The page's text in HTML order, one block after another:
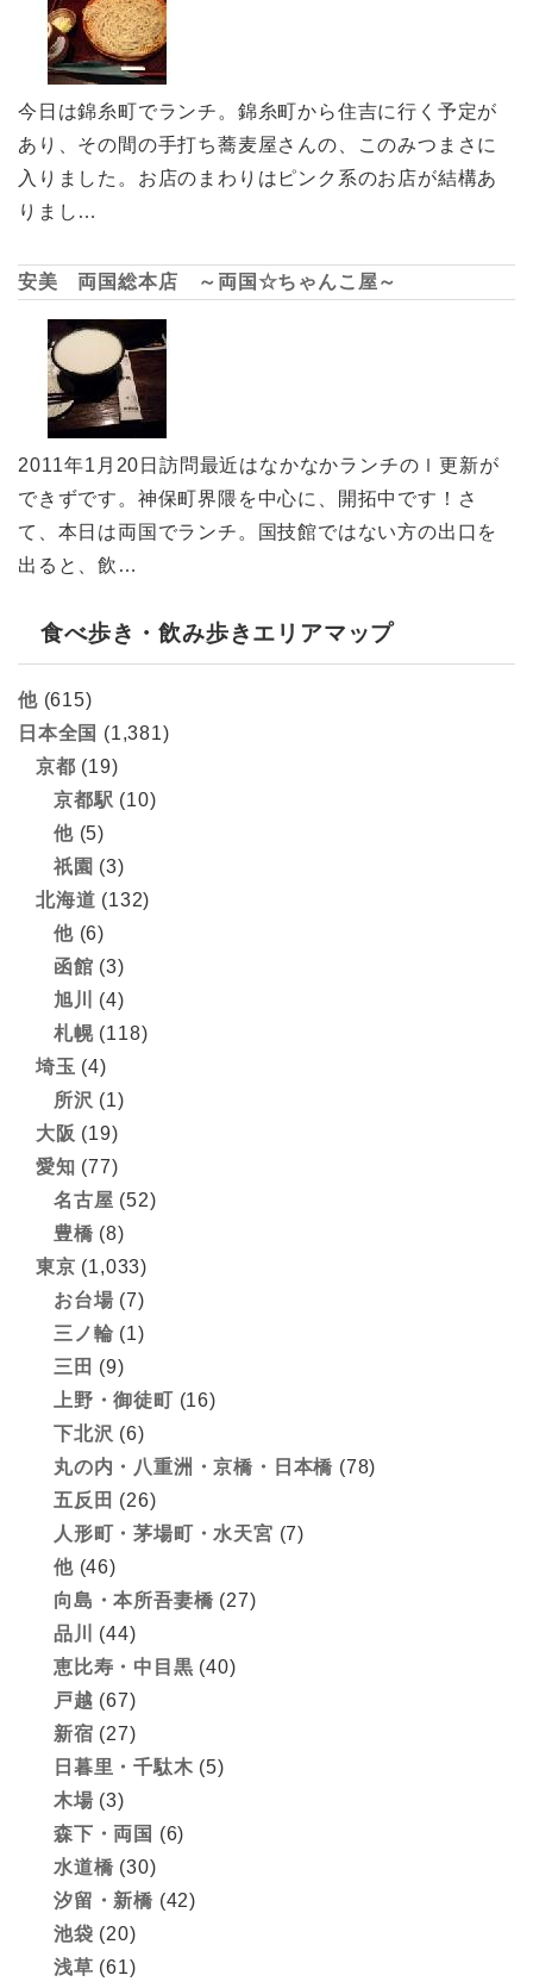
今日は錦糸町でランチ。錦糸町から住吉に行く予定が
あり、その間の手打ち蕎麦屋さんの、このみつまさに
入りました。お店のまわりはピンク系のお店が結構あ
りまし…
安美 両国総本店 ～両国☆ちゃんこ屋～
2011年1月20日訪問最近はなかなかランチのｌ更新が
できずです。神保町界隈を中心に、開拓中です！さ
て、本日は両国でランチ。国技館ではない方の出口を
出ると、飲…
食べ歩き・飲み歩きエリアマップ
他(615)
日本全国 (1,381)
京都 (19)
京都駅 (10)
他(5)
祇園 (3)
北海道 (132)
他(6)
函館 (3)
旭川
(4)
札幌(118)
埼玉 (4)
所沢 (1)
大阪 (19)
愛知 (77)
名古屋 (52)
豊橋 (8)
東京 (1,033)
お台場 (7)
三ノ輪 (1)
三田 (9)
上野・御徒町 (16)
下北沢 (6)
丸の内・八重洲・京橋・日本橋 (78)
五反田 (26)
人形町・茅場町・水天宮 (7)
他(46)
向島・本所吾妻橋 (27)
品川
(44)
恵比寿・中目黒 (40)
戸越 (67)
新宿 (27)
日暮里・千駄木 (5)
木場 (3)
森下・両国 (6)
水道橋 (30)
汐留・新橋 (42)
池袋 (20)
浅草 (61)